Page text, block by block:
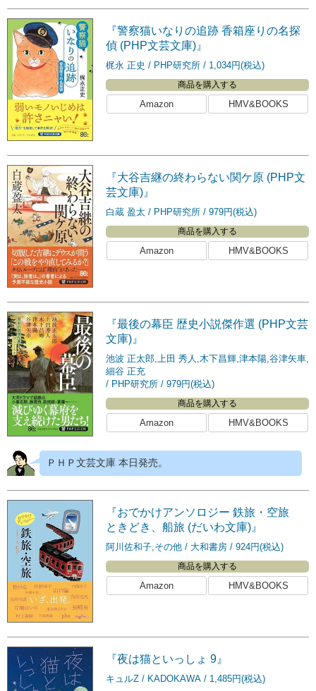
『警察猫いなりの追跡 香箱座りの名探
偵 (PHP文芸文庫)』
梶永 正史 PHP研究所 1,034円(税込)
商品を購入する
Amazon HMV&BOOKS
『大谷吉継の終わらない関ケ原 (PHP文
芸文庫)』
白蔵 盈太 PHP研究所 979円(税込)
商品を購入する
Amazon HMV&BOOKS
『最後の幕臣 歴史小説傑作選 (PHP文芸
文庫)』
池波 正太郎,上田 秀人,木下昌輝,津本陽,谷津矢車,
細谷 正充
PHP研究所
979円(税込)
商品を購入する
Amazon HMV&BOOKS
ＰＨＰ文芸文庫 本日発売。
『おでかけアンソロジー 鉄旅・空旅
ときどき、船旅 (だいわ文庫)』
阿川佐和子,その他 大和書房 924円(税込)
商品を購入する
Amazon HMV&BOOKS
『夜は猫といっしょ 9』
キュルZ KADOKAWA 1,485円(税込)